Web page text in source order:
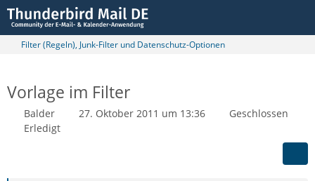
Filter (Regeln), Junk-Filter und Datenschutz-Optionen
Vorlage im Filter
Balder 27. Oktober 2011 um 13:36
Geschlossen
Erledigt